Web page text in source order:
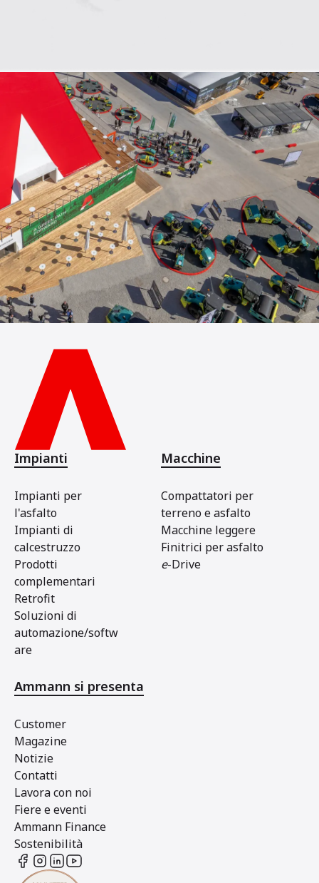
Impianti
Impianti per
l'asfalto
Impianti di
calcestruzzo
Prodotti
complementari
Retrofit
Soluzioni di
automazione/softw
are
Macchine
Compattatori per
terreno e asfalto
Macchine leggere
Finitrici per asfalto
e-Drive
Ammann si presenta
Customer
Magazine
Notizie
Contatti
Lavora con noi
Fiere e eventi
Ammann Finance
Sostenibilità